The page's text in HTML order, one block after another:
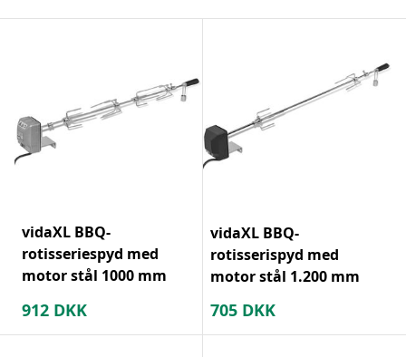
vidaXL BBQ-
rotisseriespyd med
motor stål 1000 mm
912 DKK
vidaXL BBQ-
rotisserispyd med
motor stål 1.200 mm
705 DKK